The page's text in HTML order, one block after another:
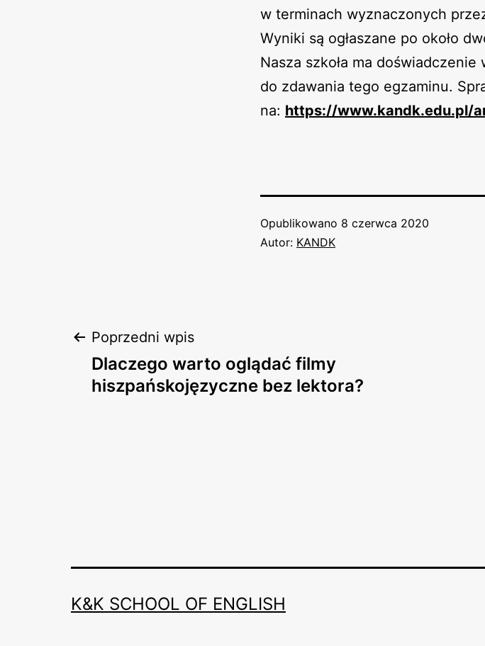
w terminach wyznaczonych
Wyniki są ogłaszane po około
Nasza szkoła ma
do zdawania tego egzaminu.
na: https://www.kandk.edu.pl/
Opublikowano 8 czerwca 2020
Autor: KANDK
Nawigacja
wpisu
Poprzedni wpis
Dlaczego warto oglądać filmy
hiszpańskojęzyczne bez lektora?
K&K SCHOOL OF ENGLISH